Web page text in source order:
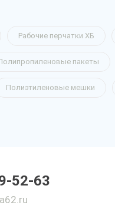
Рабочие перчатки ХБ
пакеты
Полиэтиленовые мешки
52-63